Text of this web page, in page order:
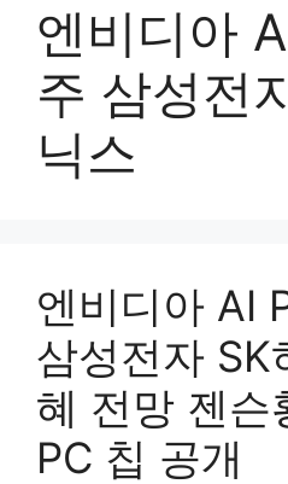
엔비디아
주 삼성전
닉스
엔비디아 AI
삼성전자 SK
혜 전망 젠슨
PC 칩 공개